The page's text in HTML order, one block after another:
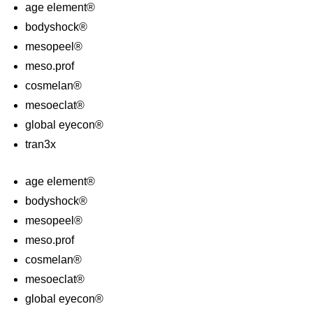
age element®
bodyshock®
mesopeel®
meso.prof
cosmelan®
mesoeclat®
global eyecon®
tran3x
age element®
bodyshock®
mesopeel®
meso.prof
cosmelan®
mesoeclat®
global eyecon®